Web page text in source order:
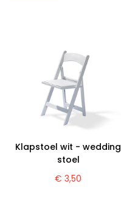
Klapstoel wit - wedding
stoel
€ 3,50